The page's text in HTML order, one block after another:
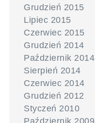
Grudzień 2015
Lipiec 2015
Czerwiec 2015
Grudzień 2014
Październik 2014
Sierpień 2014
Czerwiec 2014
Grudzień 2012
Styczeń 2010
Październik 2009